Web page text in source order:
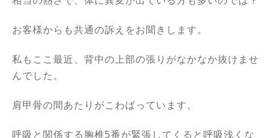
お客様からも共通の訴えをお聞きします。
私もここ最近、背中の上部の張りがなかなか抜けませ
んでした。
肩甲骨の間あたりがこわばっています。
呼吸と関係する胸椎5番が緊張してくると呼吸浅くな